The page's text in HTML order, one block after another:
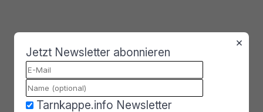
Meta-Sprecherin Dina El-
Kassaby versucht zu
×
Jetzt Newsletter abonnieren
Tarnkappe.info Newsletter